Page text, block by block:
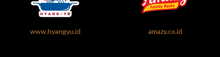
www.hyangyu.id amazy.co.id